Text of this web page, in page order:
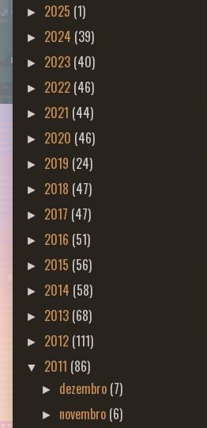
► 2025 (1)
► 2024 (39)
► 2023 (40)
► 2022 (46)
► 2021 (44)
► 2020 (46)
► 2019 (24)
► 2018 (47)
► 2017 (47)
► 2016 (51)
► 2015 (56)
► 2014 (58)
► 2013 (68)
► 2012 (111)
▼ 2011 (86)
► dezembro (7)
► novembro (6)